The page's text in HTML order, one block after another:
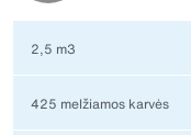
2,5 m3
425 melžiamos karvės